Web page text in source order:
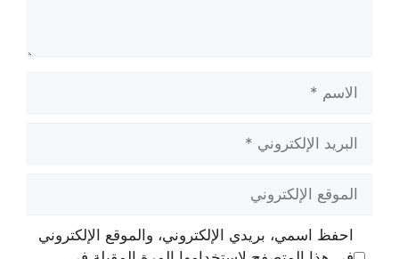
الإلكتروني
الإلكتروني
احفظ اسمي، بريدي الإلكتروني، والموقع الإلكتروني